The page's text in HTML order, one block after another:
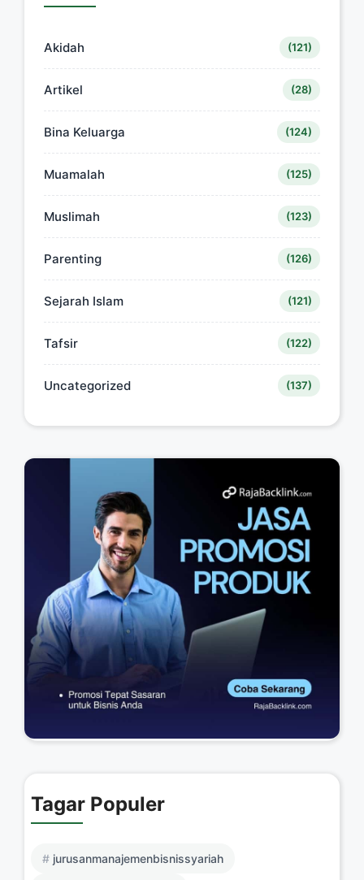
Akidah (121)
Artikel (28)
Bina Keluarga (124)
Muamalah (125)
Muslimah (123)
Parenting (126)
Sejarah Islam (121)
Tafsir (122)
Uncategorized (137)
Tagar Populer
jurusanmanajemenbisnissyariah